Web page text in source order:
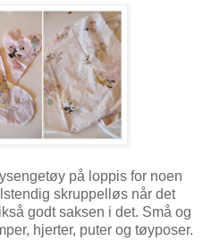
på loppis for noen
skruppelløs når det
godt saksen i det. Små og
hjerter, puter og tøyposer.